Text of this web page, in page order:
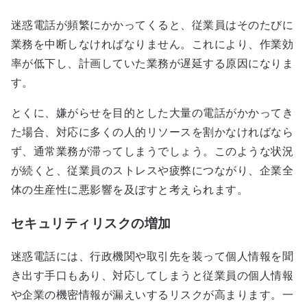
迷惑電話が頻繁にかかってくると、従業員はそのたびに
業務を中断しなければなりません。これにより、作業効
率が低下し、計画していた業務が遅延する原因になりま
す。
とくに、嫌がらせを目的とした大量の電話がかかってき
た場合、対応に多くの人的リソースを割かなければなら
ず、通常業務が滞ってしまうでしょう。このような状況
が続くと、従業員のストレスや疲弊につながり、企業全
体の生産性に悪影響を及ぼすと考えられます。
セキュリティリスクの増加
迷惑電話には、行政機関や取引先を装って個人情報を聞
き出す手口もあり、対応してしまうと従業員の個人情報
や企業の機密情報が漏えいするリスクが高まります。一